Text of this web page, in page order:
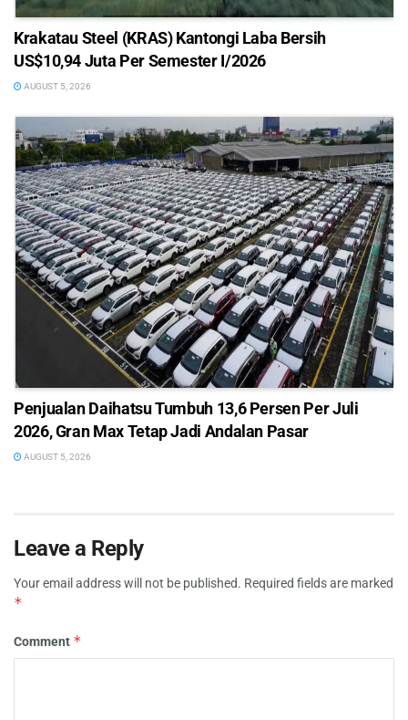
Krakatau Steel (KRAS) Kantongi Laba Bersih
US$10,94 Juta Per Semester I/2026
AUGUST 5, 2026
Penjualan Daihatsu Tumbuh 13,6 Persen Per Juli
2026, Gran Max Tetap Jadi Andalan Pasar
AUGUST 5, 2026
Leave a Reply
Your email address will not be published. Required fields are marked
*
Comment *